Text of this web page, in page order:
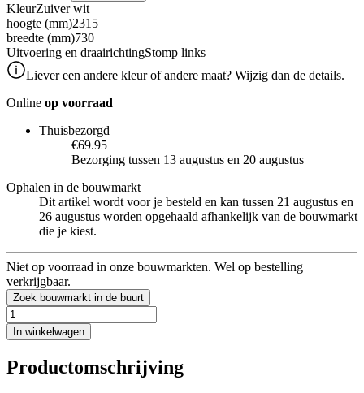
KleurZuiver wit
hoogte (mm)2315
breedte (mm)730
Uitvoering en draairichtingStomp links
Liever een andere kleur of andere maat? Wijzig dan de details.
Online op voorraad
Thuisbezorgd
€69.95
Bezorging tussen 13 augustus en 20 augustus
Ophalen in de bouwmarkt
Dit artikel wordt voor je besteld en kan tussen 21 augustus en
26 augustus worden opgehaald afhankelijk van de bouwmarkt
die je kiest.
Niet op voorraad in onze bouwmarkten. Wel op bestelling
verkrijgbaar.
Zoek bouwmarkt in de buurt
In winkelwagen
Productomschrijving